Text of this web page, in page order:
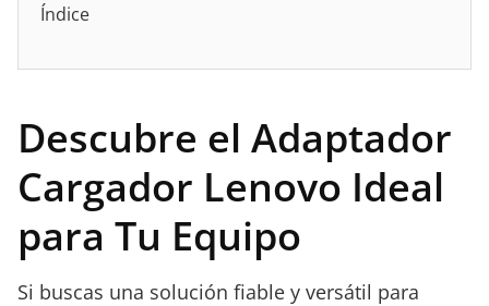
Índice
Descubre el Adaptador
Cargador Lenovo Ideal
para Tu Equipo
Si buscas una solución fiable y versátil para